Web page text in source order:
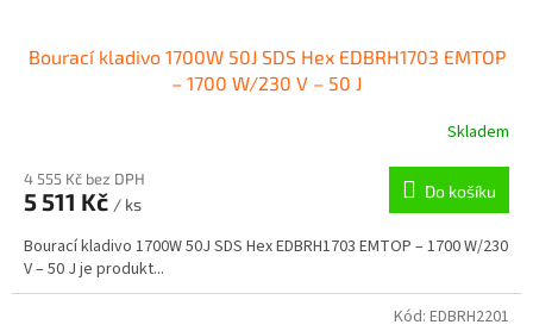
Bourací kladivo 1700W 50J SDS Hex EDBRH1703 EMTOP
– 1700 W/230 V – 50 J
Skladem
4 555 Kč bez DPH
5 511 Kč / ks
Do košíku
Bourací kladivo 1700W 50J SDS Hex EDBRH1703 EMTOP – 1700 W/230
V – 50 J je produkt...
Kód: EDBRH2201